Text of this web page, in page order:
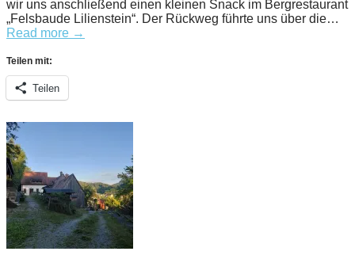
wir uns anschließend einen kleinen Snack im Bergrestaurant
„Felsbaude Lilienstein“. Der Rückweg führte uns über die…
Read more →
Teilen mit:
Teilen